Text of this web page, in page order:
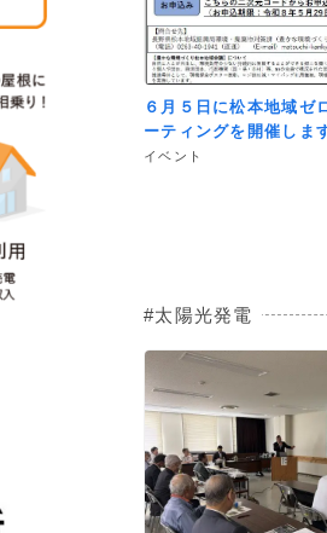
６月５日に松本地域ゼ
ーティングを開催しま
イベント
太陽光発電